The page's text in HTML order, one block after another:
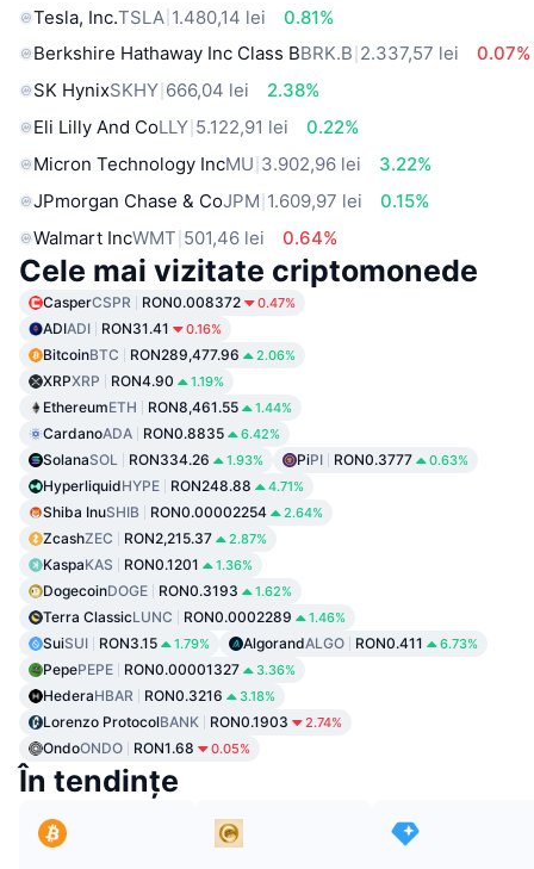
Tesla, Inc.TSLA 1.480,14 lei
0.81%
Berkshire Hathaway Inc Class BBRK.B 2.337,57 lei
0.07%
SK HynixSKHY 666,04 lei
2.38%
Eli Lilly And CoLLY 5.122,91 lei
0.22%
Micron Technology IncMU 3.902,96 lei
3.22%
JPmorgan Chase & CoJPM 1.609,97 lei
0.15%
Walmart IncWMT 501,46 lei 0.64%
Cele mai vizitate criptomonede
CasperCSPR RON0.008372 0.47%
ADIADI RON31.41 0.16%
BitcoinBTC RON289,477.96 2.06%
XRPXRP RON4.90 1.19%
EthereumETH RON8,461.55 1.44%
CardanoADA RON0.8835 6.42%
SolanaSOL RON334.26 1.93% PiPI RON0.3777 0.63%
HyperliquidHYPE RON248.88 4.71%
Shiba InuSHIB RON0.00002254 2.64%
ZcashZEC RON2,215.37 2.87%
KaspaKAS RON0.1201 1.36%
DogecoinDOGE RON0.3193 1.62%
Terra ClassicLUNC RON0.0002289 1.46%
SuiSUI RON3.15 1.79% AlgorandALGO RON0.411 6.73%
PepePEPE RON0.00001327 3.36%
HederaHBAR RON0.3216 3.18%
Lorenzo ProtocolBANK RON0.1903 2.74%
OndoONDO RON1.68 0.05%
În tendințe